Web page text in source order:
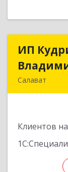
ИП
Салават
Клиентов